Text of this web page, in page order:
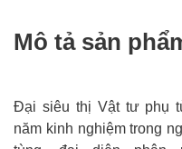
Mô tả sản
Đại siêu thị Vật tư phụ
năm kinh nghiệm trong